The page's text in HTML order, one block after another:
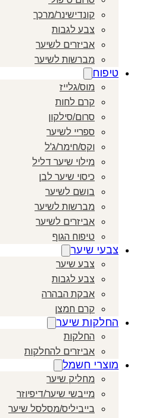
קונדישינר/מרכך
צבע לגבות
אביזרים לשיער
מברשות לשיער
טיפוח
מוס/גלייז
קרם לחות
סרום/סילקון
ספריי לשיער
וקס/חימר/ג'ל
מילוי שיער דליל
כיסוי שיער לבן
בושם לשיער
מברשות לשיער
אביזרים לשיער
טיפוח הגוף
צבעי שיער
צבע שיער
צבע לגבות
אבקת הבהרה
קרם חמצן
החלקות שיער
החלקות
אביזרים להחלקות
מוצרי חשמל
מחליק שיער
מייבשי שיער/דיפיוזר
בייביליס/מסלסל שיער